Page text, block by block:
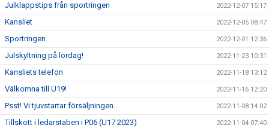
Julklappstips från sportringen 2022-12-07 15:17
Kansliet 2022-12-05 08:47
Sportringen 2022-12-01 12:36
Julskyltning på lördag! 2022-11-23 10:31
Kansliets telefon 2022-11-18 13:12
Välkomna till U19! 2022-11-16 12:20
Psst! Vi tjuvstartar försäljningen... 2022-11-08 14:02
Tillskott i ledarstaben i P06 (U17 2023) 2022-11-04 07:40